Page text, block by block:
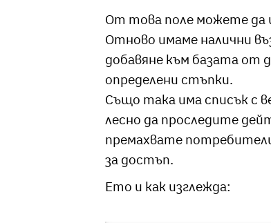
От това поле можете да
Отново имаме налични
добавяне към базата от
определени стъпки.
Също така има списък с
лесно да проследите
премахвате
за достъп.
Ето и как изглежда: